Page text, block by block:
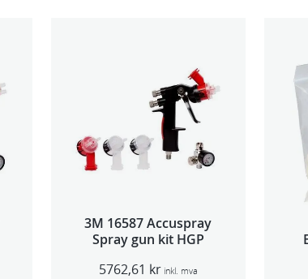
3M 16587 Accuspray
Spray gun kit HGP
5762,61 kr inkl. mva